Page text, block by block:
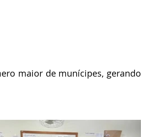
maior de munícipes, gerando